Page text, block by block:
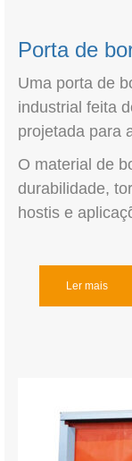
Porta de
Uma porta de
industrial feita
projetada para
O material de
durabilidade,
hostis e
Ler mais